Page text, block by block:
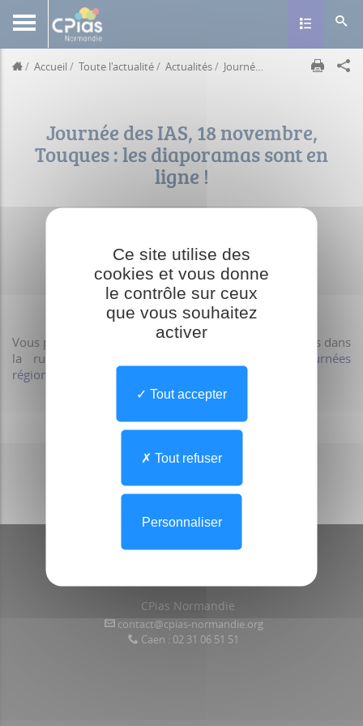
Toggle
Accueil Toute l'actualité Actualités Journée des IAS, 18 novembre, Touques : les diaporamas sont en ligne !
Journée des IAS, 18 novembre,
Touques : les diaporamas sont en
ligne !
Vous pouvez consulter les présentations des intervants dans
la rubrique :
Journées, réunions, webinaires/Journées
régionales.
CPias Normandie
contact@cpias-normandie.org
Caen : 02 31 06 51 51
Ce site utilise des
cookies et vous donne
le contrôle sur ceux
que vous souhaitez
activer
Tout accepter
Tout refuser
Personnaliser